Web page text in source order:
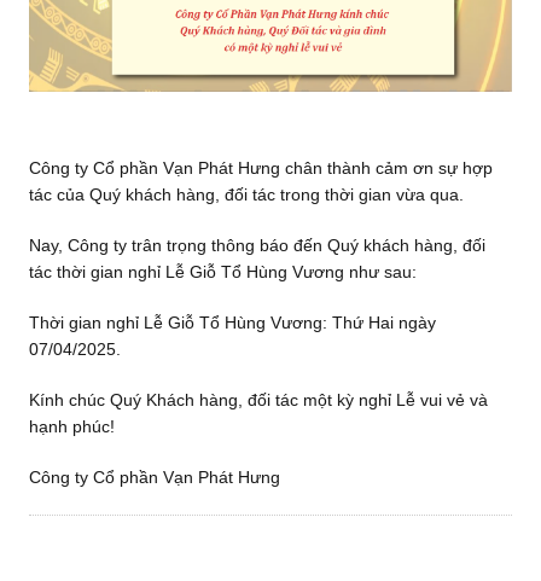
Công ty Cổ phần Vạn Phát Hưng chân thành cảm ơn sự hợp
tác của Quý khách hàng, đối tác trong thời gian vừa qua.
Nay, Công ty trân trọng thông báo đến Quý khách hàng, đối
tác thời gian nghỉ Lễ Giỗ Tổ Hùng Vương như sau:
Thời gian nghỉ Lễ Giỗ Tổ Hùng Vương: Thứ Hai ngày
07/04/2025.
Kính chúc Quý Khách hàng, đối tác một kỳ nghỉ Lễ vui vẻ và
hạnh phúc!
Công ty Cổ phần Vạn Phát Hưng